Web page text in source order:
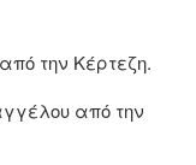
την Κέρτεζη.
από την